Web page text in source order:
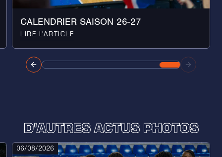
CALENDRIER SAISON 26-27
LIRE L'ARTICLE
D'AUTRES ACTUS PHOTOS
06/08/2026